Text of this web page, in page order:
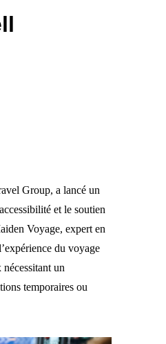
Group, a lancé un
et le soutien
Voyage, expert en
du voyage
un
temporaires ou